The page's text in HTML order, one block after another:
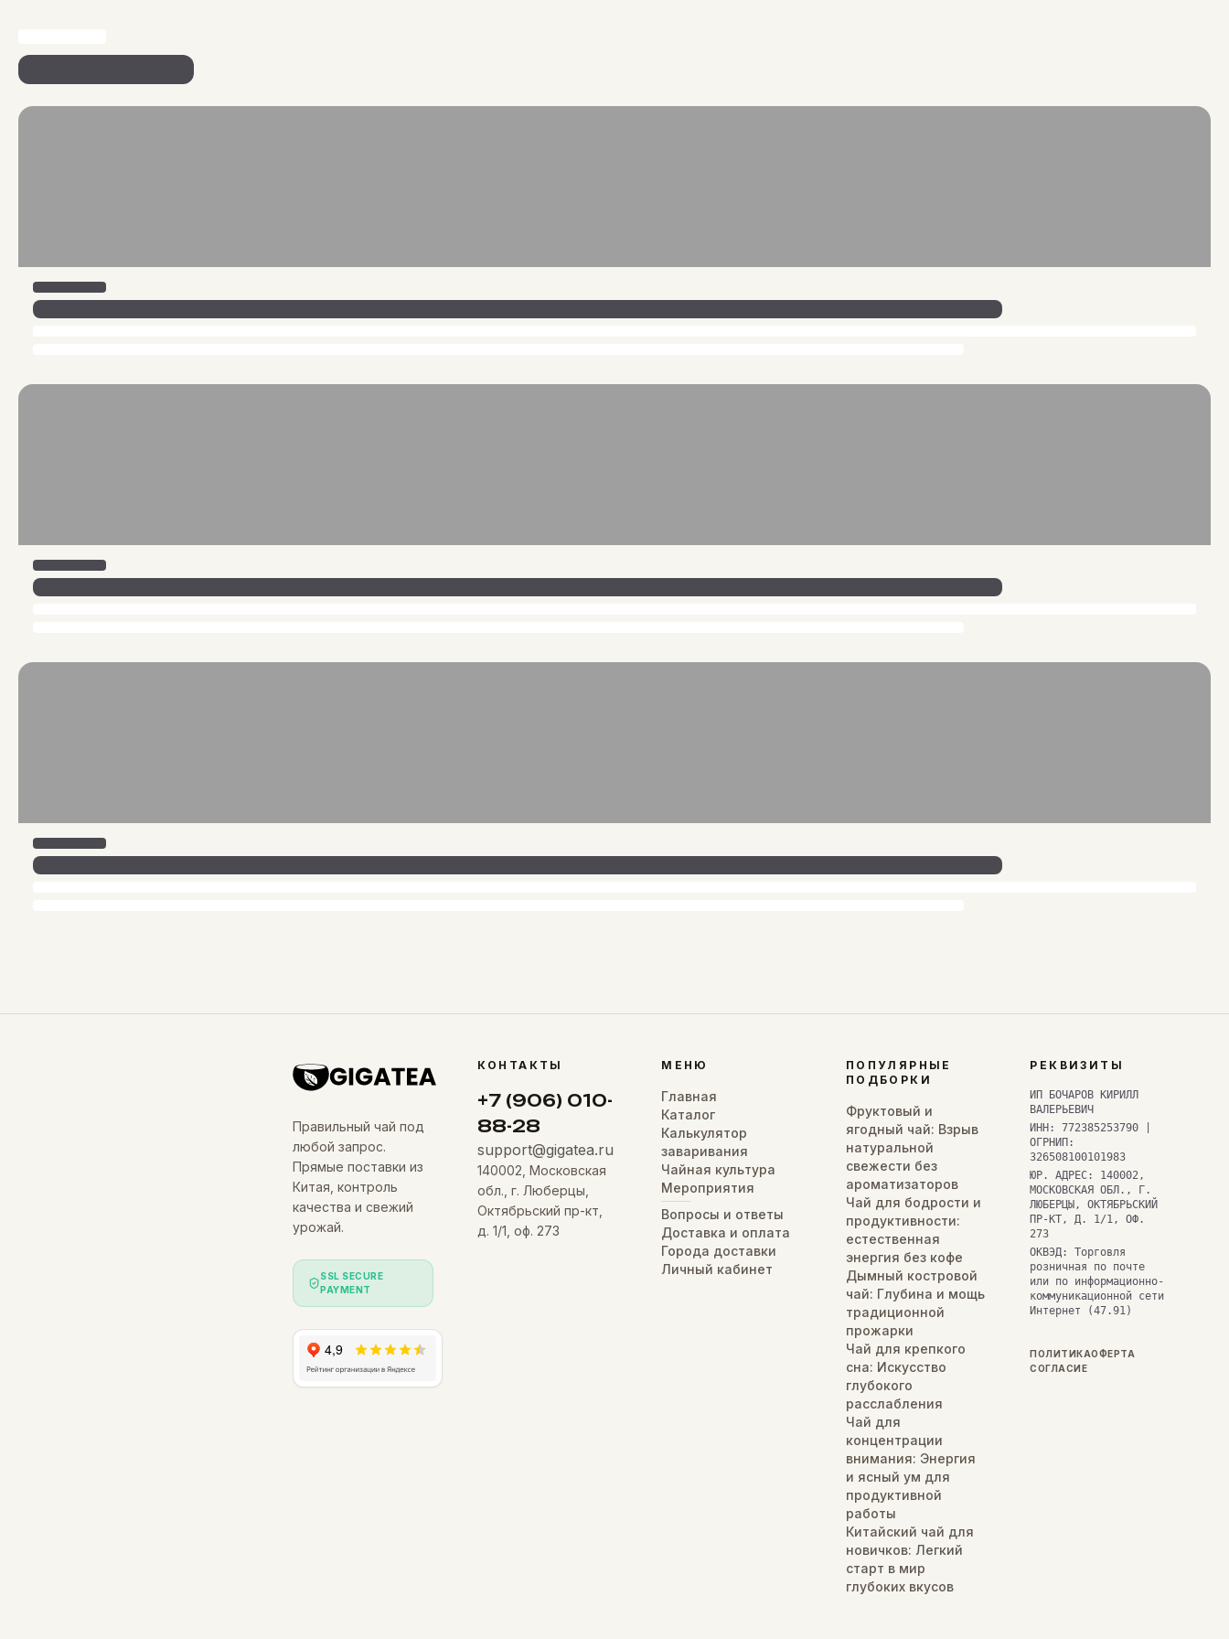
Правильный чай под
любой запрос.
Прямые поставки из
Китая, контроль
качества и свежий
урожай.
SSL SECURE
PAYMENT
КОНТАКТЫ
+7 (906) 010-
88-28
support@gigatea.ru
140002, Московская
обл., г. Люберцы,
Октябрьский пр-кт,
д. 1/1, оф. 273
МЕНЮ
Главная
Каталог
Калькулятор
заваривания
Чайная культура
Мероприятия
Вопросы и ответы
Доставка и оплата
Города доставки
Личный кабинет
ПОПУЛЯРНЫЕ
ПОДБОРКИ
Фруктовый и
ягодный чай: Взрыв
натуральной
свежести без
ароматизаторов
Чай для бодрости и
продуктивности:
естественная
энергия без кофе
Дымный костровой
чай: Глубина и мощь
традиционной
прожарки
Чай для крепкого
сна: Искусство
глубокого
расслабления
Чай для
концентрации
внимания: Энергия
и ясный ум для
продуктивной
работы
Китайский чай для
новичков: Легкий
старт в мир
глубоких вкусов
РЕКВИЗИТЫ
ИП БОЧАРОВ КИРИЛЛ
ВАЛЕРЬЕВИЧ
ИНН: 772385253790 |
ОГРНИП:
326508100101983
ЮР. АДРЕС: 140002,
МОСКОВСКАЯ ОБЛ., Г.
ЛЮБЕРЦЫ, ОКТЯБРЬСКИЙ
ПР-КТ, Д. 1/1, ОФ.
273
ОКВЭД: Торговля
розничная по почте
или по информационно-
коммуникационной сети
Интернет (47.91)
ПОЛИТИКАОФЕРТА
СОГЛАСИЕ